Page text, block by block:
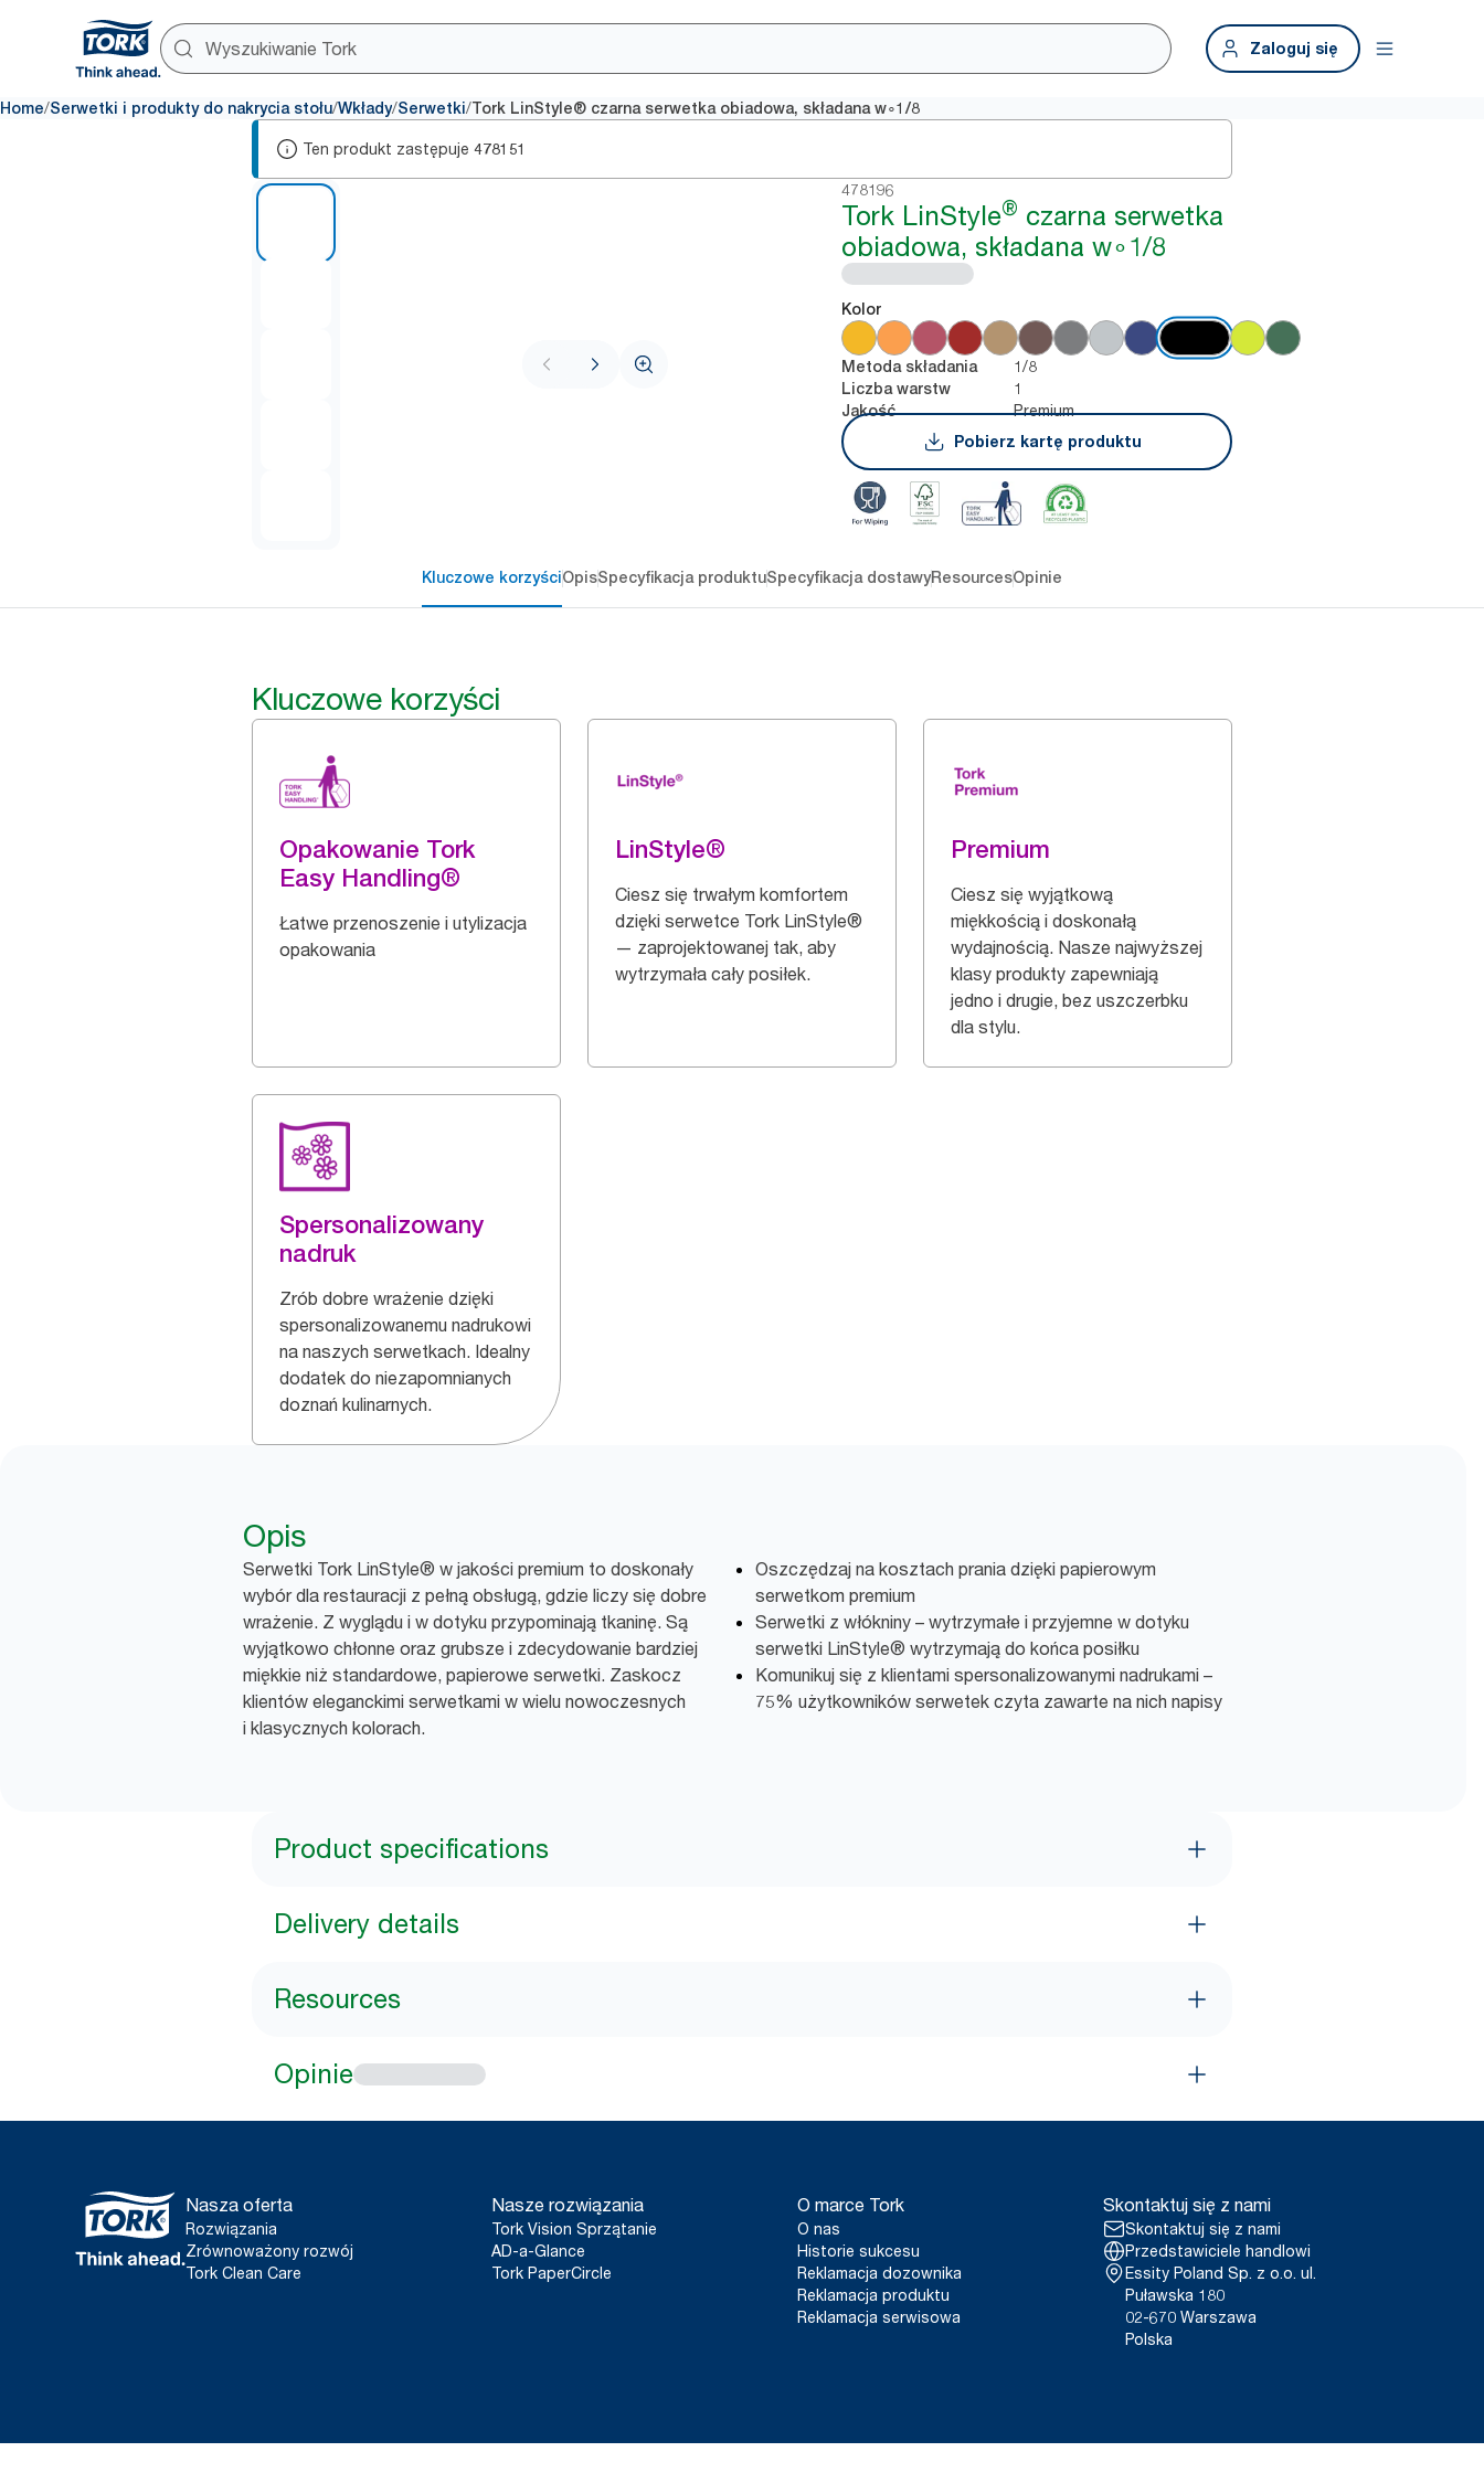
Zaloguj się
Home/Serwetki i produkty do nakrycia stołu/Wkłady/Serwetki/Tork LinStyle® czarna serwetka obiadowa, składana w∘1/8
Ten produkt zastępuje 478151
478196
Tork LinStyle® czarna serwetka
obiadowa, składana w∘1/8
Kolor
Metoda składania 1/8
Liczba warstw 1
Jakość
Premium
Pobierz kartę produktu
Kluczowe korzyściOpisSpecyfikacja produktuSpecyfikacja dostawyResourcesOpinie
Kluczowe korzyści
Opakowanie Tork
Easy Handling®
Łatwe przenoszenie i utylizacja
opakowania
LinStyle®
Ciesz się trwałym komfortem
dzięki serwetce Tork LinStyle®
— zaprojektowanej tak, aby
wytrzymała cały posiłek.
Premium
Ciesz się wyjątkową
miękkością i doskonałą
wydajnością. Nasze najwyższej
klasy produkty zapewniają
jedno i drugie, bez uszczerbku
dla stylu.
Spersonalizowany
nadruk
Zrób dobre wrażenie dzięki
spersonalizowanemu nadrukowi
na naszych serwetkach. Idealny
dodatek do niezapomnianych
doznań kulinarnych.
Opis
Serwetki Tork LinStyle® w jakości premium to doskonały
wybór dla restauracji z pełną obsługą, gdzie liczy się dobre
wrażenie. Z wyglądu i w dotyku przypominają tkaninę. Są
wyjątkowo chłonne oraz grubsze i zdecydowanie bardziej
miękkie niż standardowe, papierowe serwetki. Zaskocz
klientów eleganckimi serwetkami w wielu nowoczesnych
i klasycznych kolorach.
Oszczędzaj na kosztach prania dzięki papierowym
serwetkom premium
Serwetki z włókniny – wytrzymałe i przyjemne w dotyku
serwetki LinStyle® wytrzymają do końca posiłku
Komunikuj się z klientami spersonalizowanymi nadrukami –
75% użytkowników serwetek czyta zawarte na nich napisy
Product specifications
Delivery details
Resources
Opinie
Nasza oferta
Rozwiązania
Zrównoważony rozwój
Tork Clean Care
Nasze rozwiązania
Tork Vision Sprzątanie
AD-a-Glance
Tork PaperCircle
O marce Tork
O nas
Historie sukcesu
Reklamacja dozownika
Reklamacja produktu
Reklamacja serwisowa
Skontaktuj się z nami
Skontaktuj się z nami
Przedstawiciele handlowi
Essity Poland Sp. z o.o. ul.
Puławska 180
02-670 Warszawa
Polska